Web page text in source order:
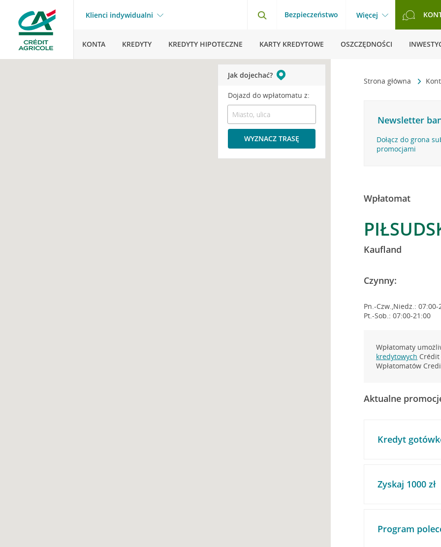
Klienci indywidualni Bezpieczeństwo Więcej
KONTA KREDYTY KREDYTY HIPOTECZNE KARTY KREDYTOWE OSZCZĘDNOŚCI
Strona główna
Newsletter
Dołącz do grona
promocjami
Wpłatomat
Kaufland
Czynny:
Pn.-Czw.,Niedz.: 07:00-
Pt.-Sob.: 07:00-21:00
Wpłatomaty
kredytowych
Wpłatomatów
Aktualne
Kredyt
Zyskaj 1000 zł
Program
Jak dojechać?
Dojazd do wpłatomatu z:
WYZNACZ TRASĘ